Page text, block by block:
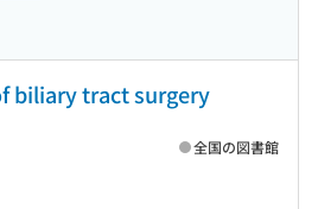
biliary tract surgery
全国の図書館